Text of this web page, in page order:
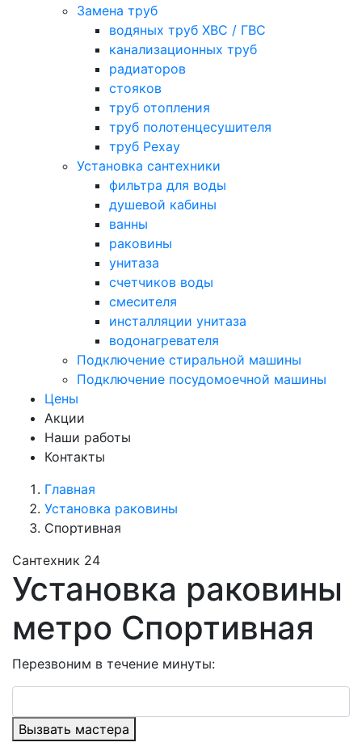
Замена труб
водяных труб ХВС / ГВС
канализационных труб
радиаторов
стояков
труб отопления
труб полотенцесушителя
труб Рехау
Установка сантехники
фильтра для воды
душевой кабины
ванны
раковины
унитаза
счетчиков воды
смесителя
инсталляции унитаза
водонагревателя
Подключение стиральной машины
Подключение посудомоечной машины
Цены
Акции
Наши работы
Контакты
Главная
Установка раковины
Спортивная
Сантехник 24
Установка раковины
метро Спортивная
Перезвоним в течение минуты:
Вызвать мастера